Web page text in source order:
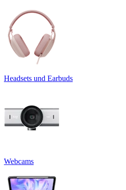
Headsets und Earbuds
Webcams